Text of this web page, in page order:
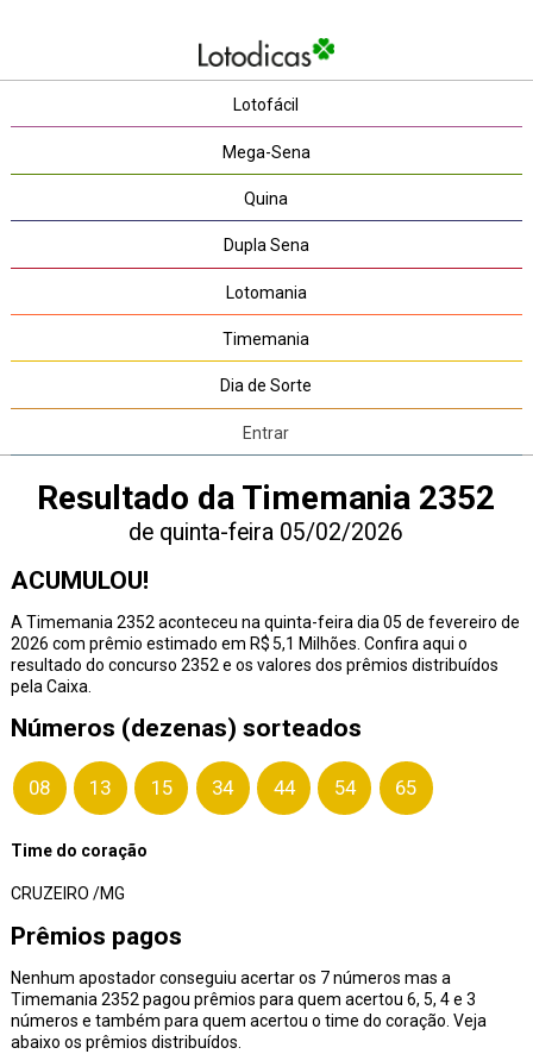
Lotofácil
Mega-Sena
Quina
Dupla Sena
Lotomania
Timemania
Dia de Sorte
Entrar
Resultado da Timemania 2352
de quinta-feira 05/02/2026
ACUMULOU!
A Timemania 2352 aconteceu na quinta-feira dia 05 de fevereiro de
2026 com prêmio estimado em R$ 5,1 Milhões. Confira aqui o
resultado do concurso 2352 e os valores dos prêmios distribuídos
pela Caixa.
Números (dezenas) sorteados
08 13 15 34 44 54 65
Time do coração
CRUZEIRO /MG
Prêmios pagos
Nenhum apostador conseguiu acertar os 7 números mas a
Timemania 2352 pagou prêmios para quem acertou 6, 5, 4 e 3
números e também para quem acertou o time do coração. Veja
abaixo os prêmios distribuídos.